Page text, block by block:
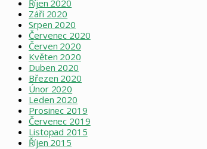
Říjen 2020
Září 2020
Srpen 2020
Červenec 2020
Červen 2020
Květen 2020
Duben 2020
Březen 2020
Únor 2020
Leden 2020
Prosinec 2019
Červenec 2019
Listopad 2015
Říjen 2015